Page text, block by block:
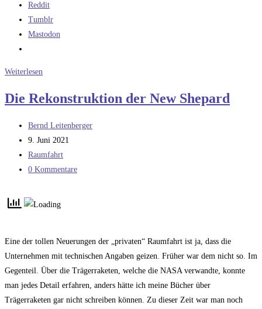
Reddit
Tumblr
Mastodon
Weiterlesen
ein
–
für
Vogelfutter
Die Rekonstruktion der New Shepard
Beitrags-
Autor:
Bernd Leitenberger
Beitrag
veröffentlicht:
9. Juni 2021
Beitrags-
Kategorie:
Raumfahrt
Beitrags-
0 Kommentare
Eine der tollen Neuerungen der „privaten“ Raumfahrt ist ja, dass die
Unternehmen mit technischen Angaben geizen. Früher war dem nicht so. Im
Gegenteil. Über die Trägerraketen, welche die NASA verwandte, konnte
man jedes Detail erfahren, anders hätte ich meine Bücher über
Trägerraketen gar nicht schreiben können. Zu dieser Zeit war man noch